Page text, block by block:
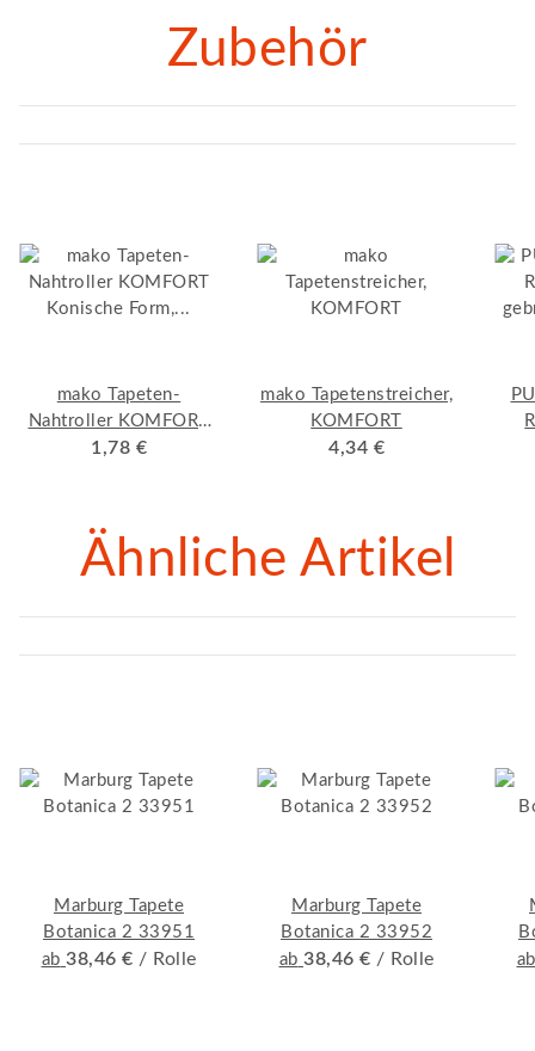
Zubehör
mako Tapeten-
Nahtroller KOMFORT
Konische Form,
1,78 €
mako Tapetenstreicher,
KOMFORT
4,34 €
Ähnliche Artikel
Marburg Tapete
Botanica 2 33951
ab 38,46 € / Rolle
Marburg Tapete
Botanica 2 33952
ab 38,46 € / Rolle
ab